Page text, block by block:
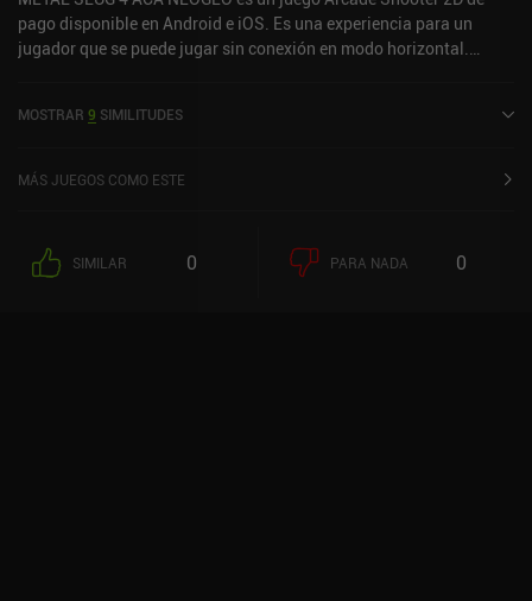
pago disponible en Android e iOS. Es una experiencia para un
jugador que se puede jugar sin conexión en modo horizontal.
sobre 5,0 en la App Store de iOS.
MOSTRAR 9 SIMILITUDES
MÁS JUEGOS COMO ESTE
SIMILAR 0 PARA NADA 0